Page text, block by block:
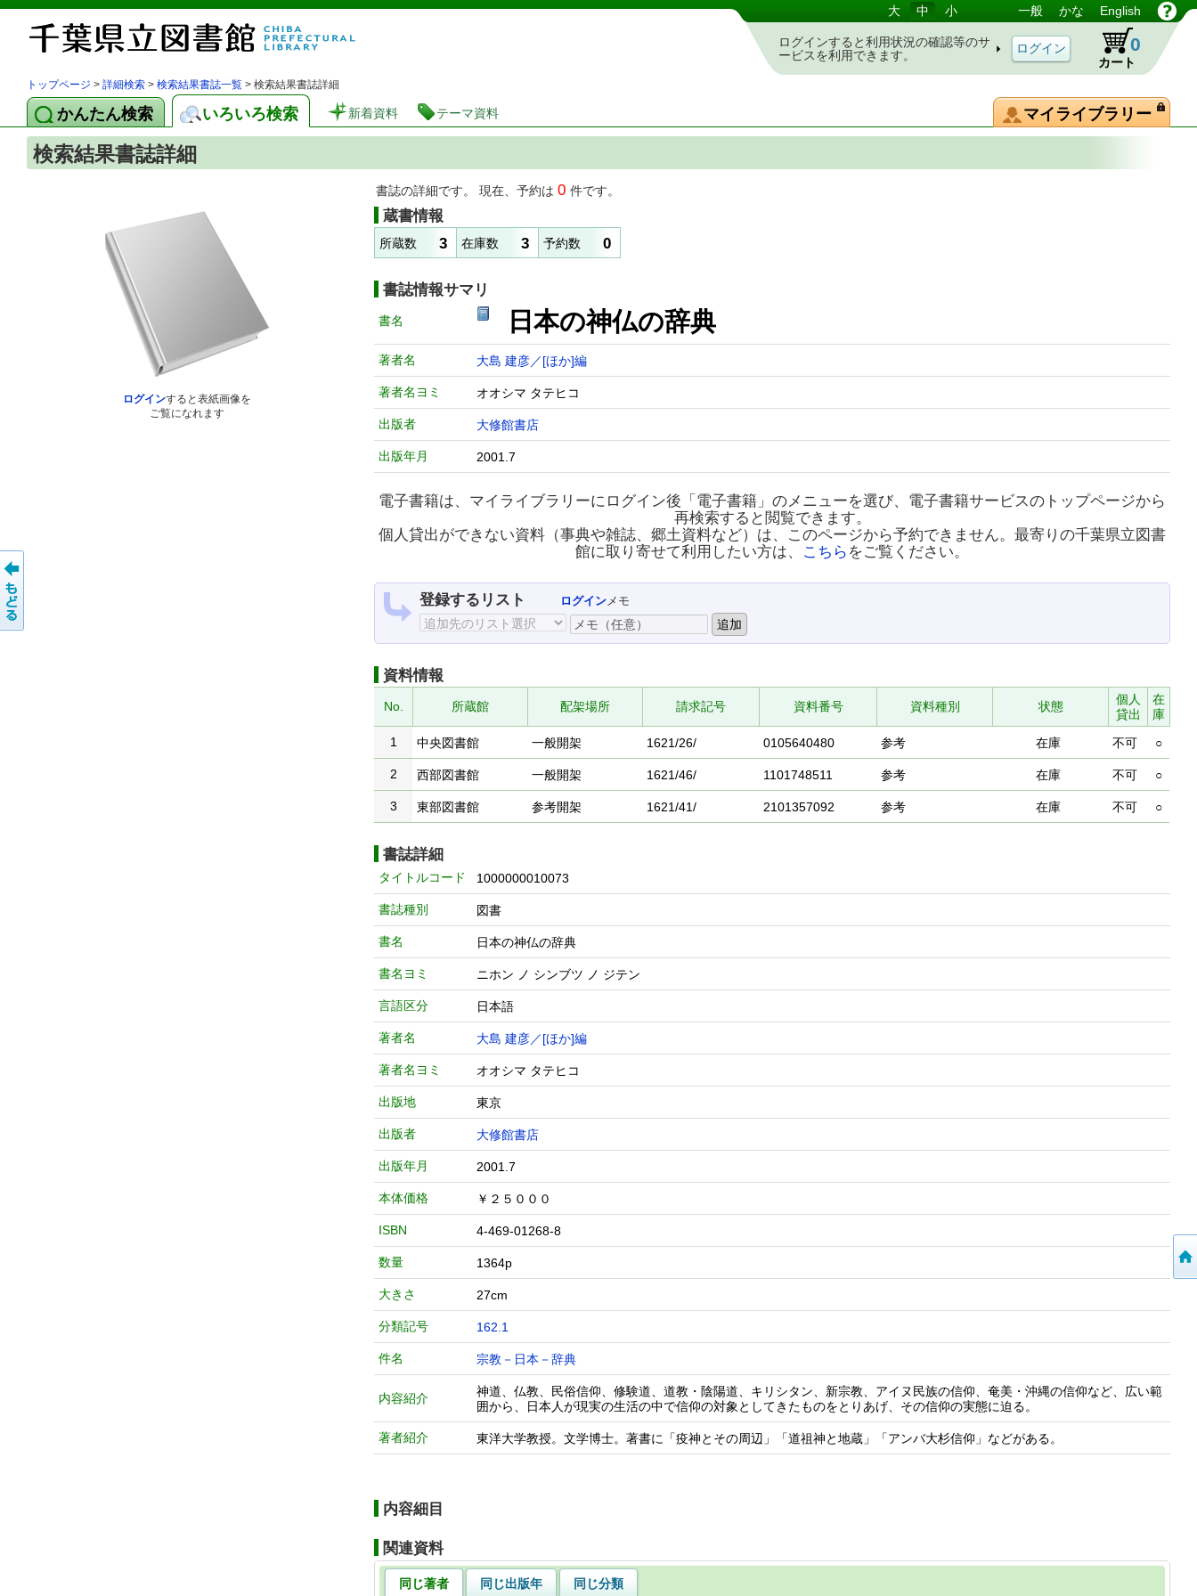
図書館 蔵書検索・予約システム 大 中 小 一般 かな English
ログインすると利用状況の確認等のサ
ービスを利用できます。
カート
0
トップページ > 詳細検索 > 検索結果書誌一覧 > 検索結果書誌詳細
かんたん検索 いろいろ検索 新着資料 テーマ資料 マイライブラリー
検索結果書誌詳細
ログインすると表紙画像を
ご覧になれます
書誌の詳細です。 現在、予約は 0 件です。
蔵書情報
所蔵数 3 在庫数 3 予約数 0
書誌情報サマリ
書名 日本の神仏の辞典
著者名 大島 建彦／[ほか]編
著者名ヨミ オオシマ タテヒコ
出版者 大修館書店
出版年月 2001.7
電子書籍は、マイライブラリーにログイン後「電子書籍」のメニューを選び、電子書籍サービスのトップページから
再検索すると閲覧できます。
個人貸出ができない資料（事典や雑誌、郷土資料など）は、このページから予約できません。最寄りの千葉県立図書
館に取り寄せて利用したい方は、 こちら をご覧ください。
登録するリスト ログインメモ
資料情報
No. 所蔵館 配架場所 請求記号 資料番号 資料種別 状態
個人
貸出
在
庫
1
中央図書館 一般開架 1621/26/ 0105640480 参考 在庫 不可 ○
2 西部図書館 一般開架 1621/46/ 1101748511 参考 在庫 不可 ○
3 東部図書館 参考開架 1621/41/ 2101357092 参考 在庫 不可 ○
書誌詳細
タイトルコード 1000000010073
書誌種別 図書
書名 日本の神仏の辞典
書名ヨミ ニホン ノ シンブツ ノ ジテン
言語区分 日本語
著者名 大島 建彦／[ほか]編
著者名ヨミ オオシマ タテヒコ
出版地 東京
出版者 大修館書店
出版年月 2001.7
本体価格 ￥２５０００
ISBN 4-469-01268-8
数量 1364p
大きさ 27cm
分類記号 162.1
件名 宗教－日本－辞典
内容紹介
神道、仏教、民俗信仰、修験道、道教・陰陽道、キリシタン、新宗教、アイヌ民族の信仰、奄美・沖縄の信仰など、広い範
囲から、日本人が現実の生活の中で信仰の対象としてきたものをとりあげ、その信仰の実態に迫る。
著者紹介 東洋大学教授。文学博士。著書に「疫神とその周辺」「道祖神と地蔵」「アンバ大杉信仰」などがある。
内容細目
関連資料
同じ著者 同じ出版年 同じ分類